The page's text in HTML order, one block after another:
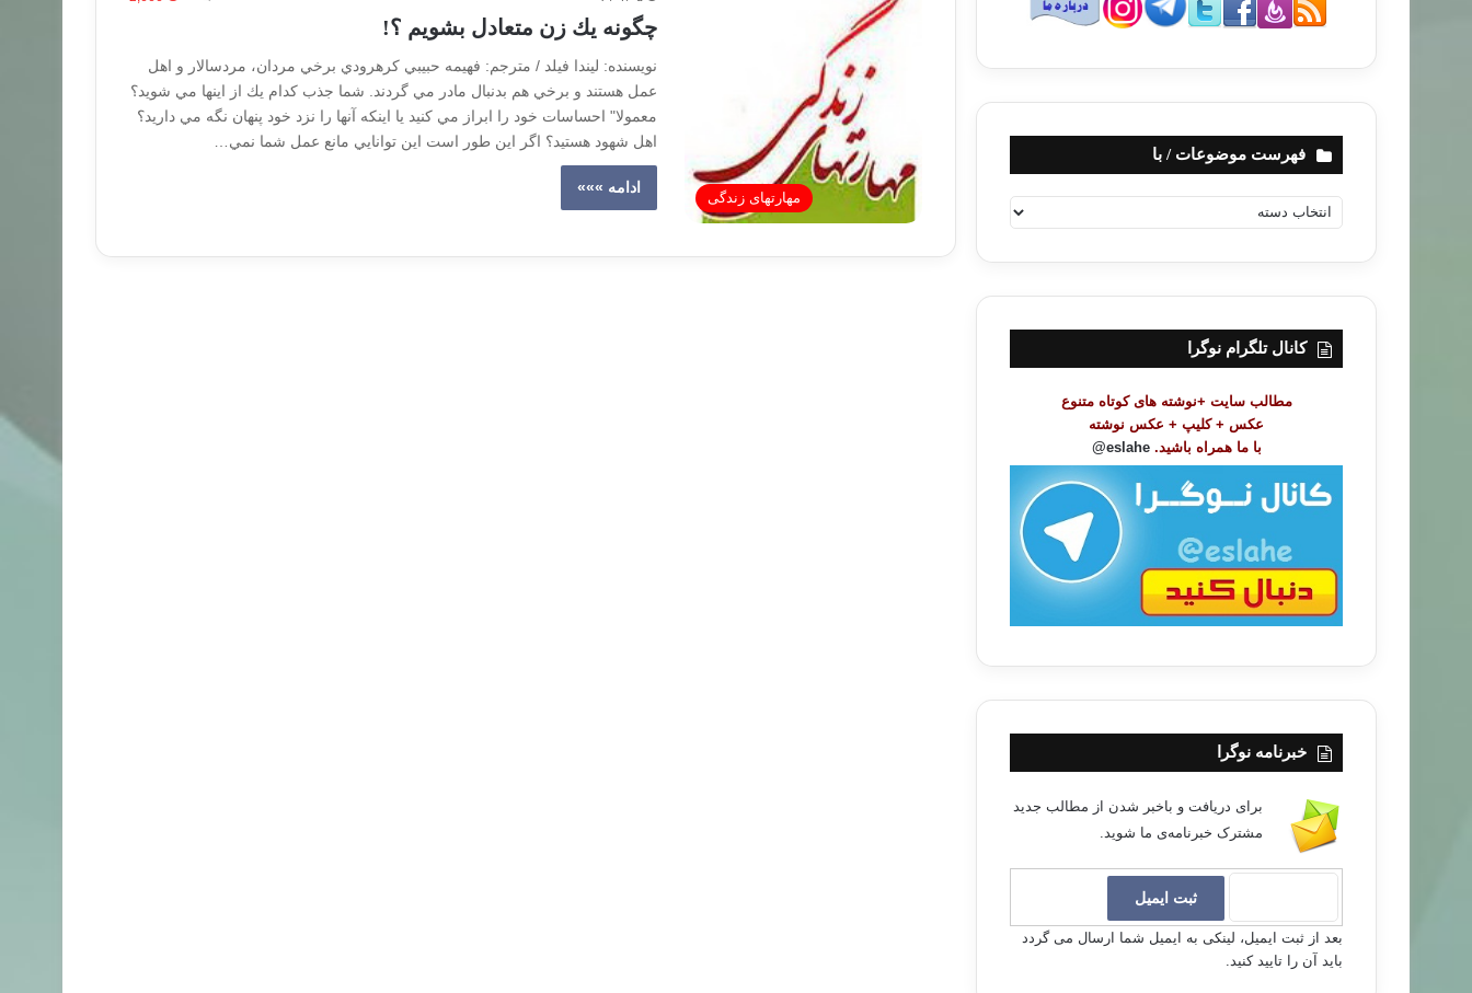
مهارتهای زندگی
چگونه يك زن متعادل بشويم ؟!
نويسنده: ليندا فيلد / مترجم: فهيمه حبيبي كرهرودي برخي مردان، مردسالار و اهل
عمل هستند و برخي هم بدنبال مادر مي گردند. شما جذب كدام يك از اينها مي شويد؟
معمولا" احساسات خود را ابراز مي كنيد يا اينكه آنها را نزد خود پنهان نگه مي داريد؟
اهل شهود هستيد؟ اگر اين طور است اين توانايي مانع عمل شما نمي…
ادامه »»»
فهرست موضوعات / با
ه
ت
ض
کانال تلگرام نوگرا
مطالب سایت +نوشته های کوتاه متنوع
عکس + کلیپ + عکس نوشته
با ما همراه باشید. eslahe@
خبرنامه نوگرا
برای دریافت و باخبر شدن از مطالب جدید
مشترک خبرنامه‌ی ما شوید.
بعد از ثبت ایمیل، لینکی به ایمیل شما ارسال می گردد
باید آن را تایید کنید.